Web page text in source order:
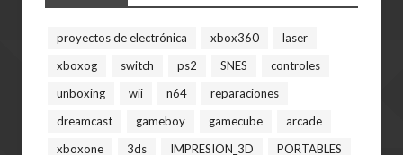
proyectos de electrónica xbox360
laser
xboxog
switch ps2 SNES
controles
unboxing
wii n64
reparaciones
dreamcast
gameboy gamecube
arcade
xboxone
3ds IMPRESION_3D
PORTABLES